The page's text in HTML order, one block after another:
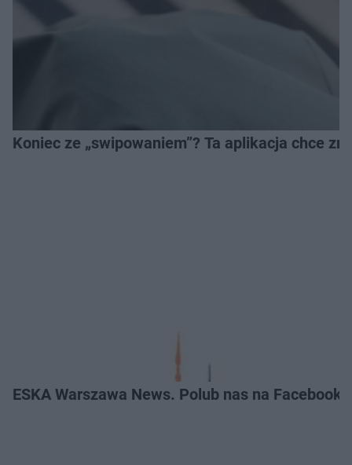
Koniec ze „swipowaniem”? Ta aplikacja chce
ESKA Warszawa News. Polub nas na